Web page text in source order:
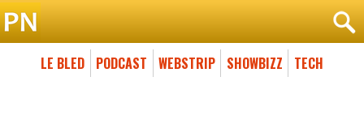
LE BLED PODCAST WEBSTRIP SHOWBIZZ TECH